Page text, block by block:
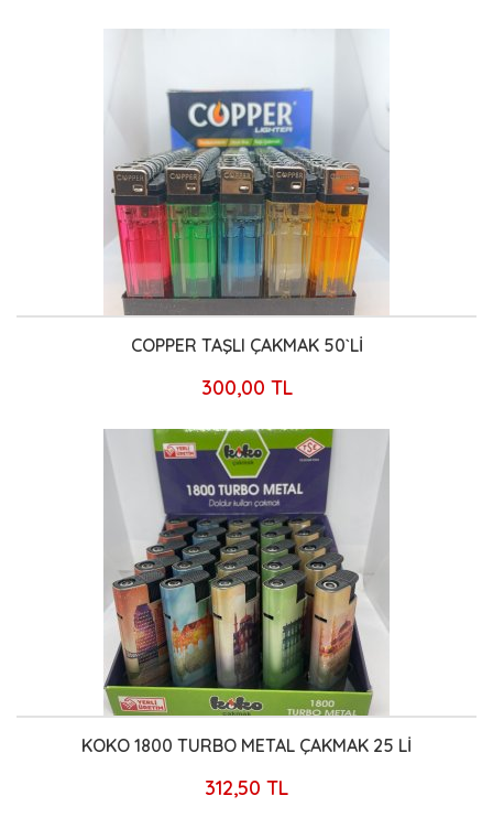
COPPER TAŞLI ÇAKMAK 50`Lİ
300,00 TL
KOKO 1800 TURBO METAL ÇAKMAK 25 Lİ
312,50 TL